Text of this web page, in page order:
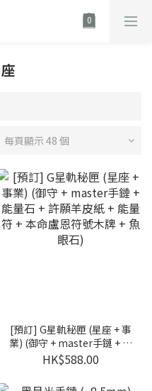
每頁顯示 48 個
[預訂] G星軌秘匣 (星座 + 事
業) (御守 + master手鏈 + 能
量石 + 許願羊皮紙 + 能量符
+ 本命盧恩符號木牌 + 魚眼
石)
HK$588.00